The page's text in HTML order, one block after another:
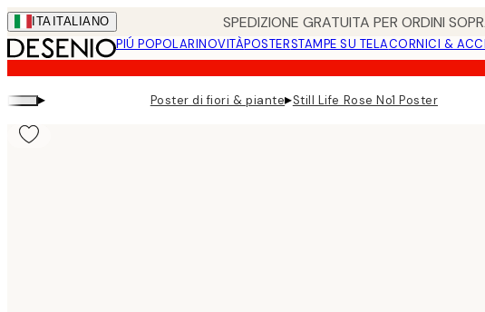
Skip
to
main
content.
ITA ITALIANO SPEDIZIONE GRATUITA PER ORDINI
PIÚ POPOLARINOVITÀPOSTERSTAMPE SU TELACORNICI &
▸ Poster di fiori & piante▸Still Life Rose No1 Poster